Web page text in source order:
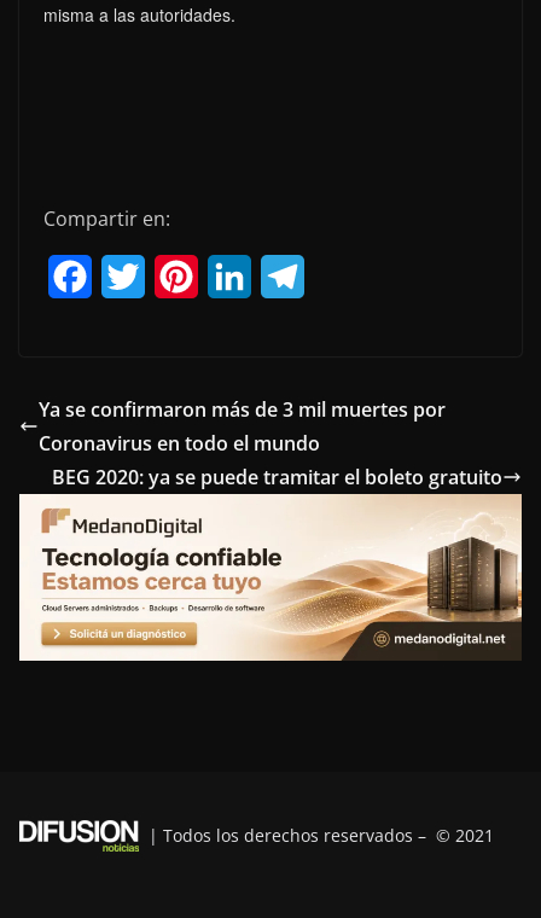
misma a las autoridades.
Compartir en:
e
b
o
o
k
t
t
e
r
t
e
r
e
s
k
e
d
n
e
g
r
m
Ya se confirmaron más de 3 mil muertes por
Coronavirus en todo el mundo
BEG 2020: ya se puede tramitar el boleto gratuito
| Todos los derechos reservados – © 2021